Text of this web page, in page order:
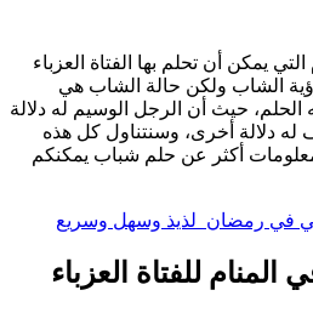
يمكن أن تحلم بها الفتاة العزباء
الشاب ولكن حالة الشاب هي
حيث أن الرجل الوسيم له دلالة
دلالة أخرى، وسنتناول كل هذه
معلومات أكثر عن حلم شباب يمكنكم
في رمضان لذيذ وسهل وسريع
للفتاة العزباء